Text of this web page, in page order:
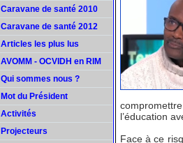
Caravane de santé 2010
Caravane de santé 2012
Articles les plus lus
AVOMM - OCVIDH en RIM
Qui sommes nous ?
Mot du Président
Activités
Projecteurs
l’éducation
Face à ce